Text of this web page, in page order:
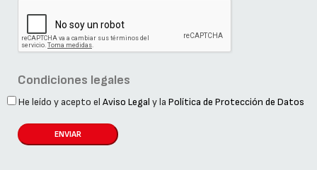
Condiciones legales
He leído y acepto el Aviso Legal y la Política de Protección de Datos
ENVIAR